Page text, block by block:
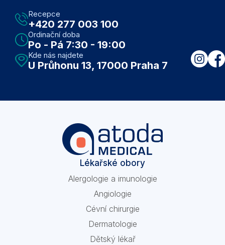
Recepce
+420 277 003 100
Ordinační doba
Po - Pá 7:30 - 19:00
Kde nás najdete
U Průhonu 13, 17000 Praha 7
Lékařské obory
Alergologie a imunologie
Angiologie
Cévní chirurgie
Dermatologie
Dětský lékař